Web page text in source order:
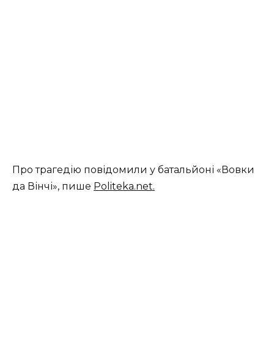
Про трагедію повідомили у батальйоні «Вовки
да Вінчі», пише Politeka.net.